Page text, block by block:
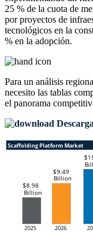
25 % de la cuota de
por proyectos de
tecnológicos en la
% en la adopción.
Para un análisis
necesito las tablas
el panorama